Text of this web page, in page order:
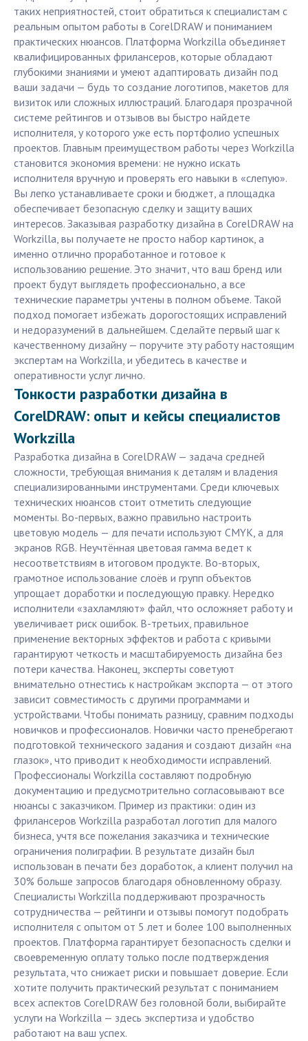
таких неприятностей, стоит обратиться к специалистам с
реальным опытом работы в CorelDRAW и пониманием
практических нюансов. Платформа Workzilla объединяет
квалифицированных фрилансеров, которые обладают
глубокими знаниями и умеют адаптировать дизайн под
ваши задачи — будь то создание логотипов, макетов для
визиток или сложных иллюстраций. Благодаря прозрачной
системе рейтингов и отзывов вы быстро найдете
исполнителя, у которого уже есть портфолио успешных
проектов. Главным преимуществом работы через Workzilla
становится экономия времени: не нужно искать
исполнителя вручную и проверять его навыки в «слепую».
Вы легко устанавливаете сроки и бюджет, а площадка
обеспечивает безопасную сделку и защиту ваших
интересов. Заказывая разработку дизайна в CorelDRAW на
Workzilla, вы получаете не просто набор картинок, а
именно отлично проработанное и готовое к
использованию решение. Это значит, что ваш бренд или
проект будут выглядеть профессионально, а все
технические параметры учтены в полном объеме. Такой
подход помогает избежать дорогостоящих исправлений
и недоразумений в дальнейшем. Сделайте первый шаг к
качественному дизайну — поручите эту работу настоящим
экспертам на Workzilla, и убедитесь в качестве и
оперативности услуг лично.
Тонкости разработки дизайна в
CorelDRAW: опыт и кейсы специалистов
Workzilla
Разработка дизайна в CorelDRAW — задача средней
сложности, требующая внимания к деталям и владения
специализированными инструментами. Среди ключевых
технических нюансов стоит отметить следующие
моменты. Во-первых, важно правильно настроить
цветовую модель — для печати используют CMYK, а для
экранов RGB. Неучтённая цветовая гамма ведет к
несоответствиям в итоговом продукте. Во-вторых,
грамотное использование слоёв и групп объектов
упрощает доработки и последующую правку. Нередко
исполнители «захламляют» файл, что осложняет работу и
увеличивает риск ошибок. В-третьих, правильное
применение векторных эффектов и работа с кривыми
гарантируют четкость и масштабируемость дизайна без
потери качества. Наконец, эксперты советуют
внимательно отнестись к настройкам экспорта — от этого
зависит совместимость с другими программами и
устройствами. Чтобы понимать разницу, сравним подходы
новичков и профессионалов. Новички часто пренебрегают
подготовкой технического задания и создают дизайн «на
глазок», что приводит к необходимости исправлений.
Профессионалы Workzilla составляют подробную
документацию и предусмотрительно согласовывают все
нюансы с заказчиком. Пример из практики: один из
фрилансеров Workzilla разработал логотип для малого
бизнеса, учтя все пожелания заказчика и технические
ограничения полиграфии. В результате дизайн был
использован в печати без доработок, а клиент получил на
30% больше запросов благодаря обновленному образу.
Специалисты Workzilla поддерживают прозрачность
сотрудничества — рейтинги и отзывы помогут подобрать
исполнителя с опытом от 5 лет и более 100 выполненных
проектов. Платформа гарантирует безопасность сделки и
своевременную оплату только после подтверждения
результата, что снижает риски и повышает доверие. Если
хотите получить практический результат с пониманием
всех аспектов CorelDRAW без головной боли, выбирайте
услуги на Workzilla — здесь экспертиза и удобство
работают на ваш успех.